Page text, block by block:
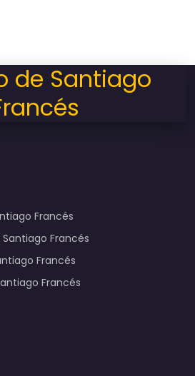
de Santiago
Francés
Francés
Francés
Francés